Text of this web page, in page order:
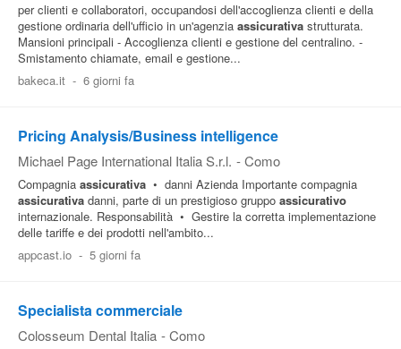
per clienti e collaboratori, occupandosi dell'accoglienza clienti e della
gestione ordinaria dell'ufficio in un'agenzia assicurativa strutturata.
Mansioni principali - Accoglienza clienti e gestione del centralino. -
Smistamento chiamate, email e gestione...
bakeca.it - 6 giorni fa
Pricing Analysis/Business intelligence
Michael Page International Italia S.r.l. - Como
Compagnia assicurativa • danni Azienda Importante compagnia
assicurativa danni, parte di un prestigioso gruppo assicurativo
internazionale. Responsabilità • Gestire la corretta implementazione
delle tariffe e dei prodotti nell'ambito...
appcast.io - 5 giorni fa
Specialista commerciale
Colosseum Dental Italia - Como